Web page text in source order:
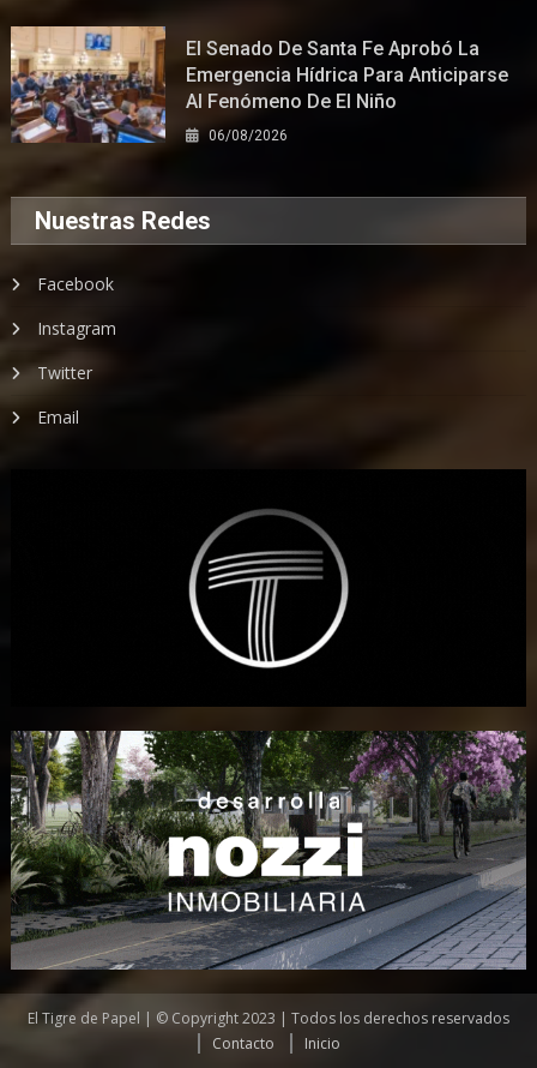
El Senado De Santa Fe Aprobó La
Emergencia Hídrica Para Anticiparse
Al Fenómeno De El Niño
06/08/2026
Nuestras Redes
Facebook
Instagram
Twitter
Email
El Tigre de Papel | © Copyright 2023 | Todos los derechos reservados
Contacto
Inicio